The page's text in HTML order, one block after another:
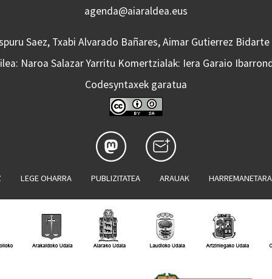
agenda@aiaraldea.eus
Saez, Txabi Alvarado Bañares, Aimar Gutierrez
Naroa Salazar Yarritu Komertzialak: Iera Garaio
Codesyntaxek garatua
LEGE OHARRA PUBLIZITATEA ARAUAK